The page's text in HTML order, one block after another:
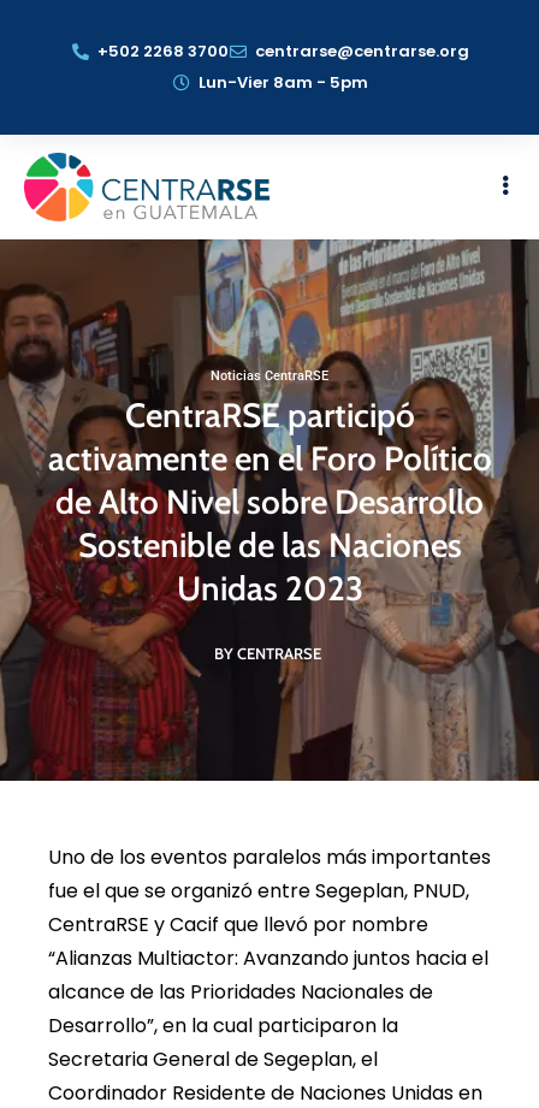
+502 2268 3700
centrarse@centrarse.org
Lun-Vier 8am - 5pm
Noticias CentraRSE
CentraRSE participó
activamente en el Foro Político
de Alto Nivel sobre Desarrollo
Sostenible de las Naciones
Unidas 2023
BY CENTRARSE
Uno de los eventos paralelos más importantes
fue el que se organizó entre Segeplan, PNUD,
CentraRSE y Cacif que llevó por nombre
“Alianzas Multiactor: Avanzando juntos hacia el
alcance de las Prioridades Nacionales de
Desarrollo”, en la cual participaron la
Secretaria General de Segeplan, el
Coordinador Residente de Naciones Unidas en